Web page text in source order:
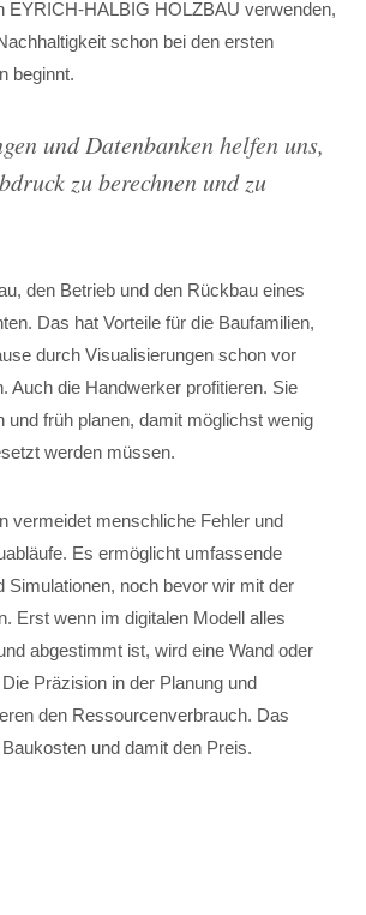
EYRICH-HALBIG HOLZBAU verwenden,
schon bei den ersten
beginnt.
und Datenbanken helfen uns,
zu berechnen und zu
den Betrieb und den Rückbau eines
Das hat Vorteile für die Baufamilien,
durch Visualisierungen schon vor
Auch die Handwerker profitieren. Sie
und früh planen, damit möglichst wenig
werden müssen.
vermeidet menschliche Fehler und
Es ermöglicht umfassende
Simulationen, noch bevor wir mit der
Erst wenn im digitalen Modell alles
abgestimmt ist, wird eine Wand oder
Präzision in der Planung und
den Ressourcenverbrauch. Das
und damit den Preis.